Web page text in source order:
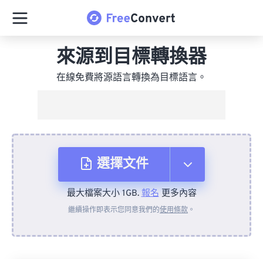
來源到目標轉換器
在線免費將源語言轉換為目標語言。
選擇文件
來自裝置
最大檔案大小 1GB.報名更多內容
繼續操作即表示您同意我們的使用條款 。